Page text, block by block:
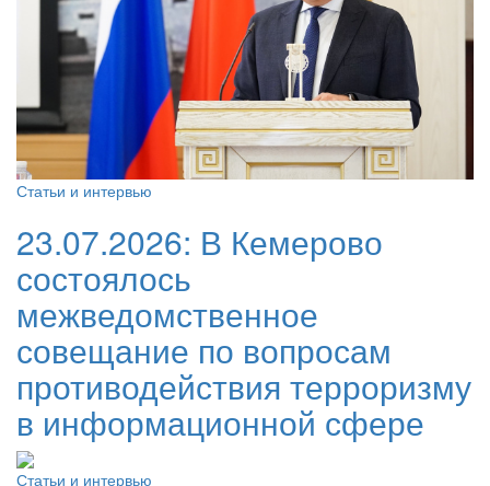
Статьи и интервью
23.07.2026: В Кемерово
состоялось
межведомственное
совещание по вопросам
противодействия терроризму
в информационной сфере
Статьи и интервью